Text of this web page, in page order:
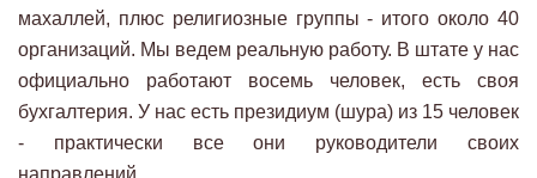
махаллей, плюс религиозные группы - итого около 40
организаций. Мы ведем реальную работу. В штате у нас
официально работают восемь человек, есть своя
бухгалтерия. У нас есть президиум (шура) из 15 человек
- практически все они руководители своих